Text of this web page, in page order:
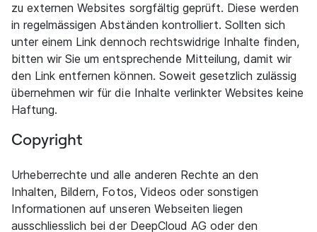
zu externen Websites sorgfältig geprüft. Diese werden
in regelmässigen Abständen kontrolliert. Sollten sich
unter einem Link dennoch rechtswidrige Inhalte finden,
bitten wir Sie um entsprechende Mitteilung, damit wir
den Link entfernen können. Soweit gesetzlich zulässig
übernehmen wir für die Inhalte verlinkter Websites keine
Haftung.
Copyright
Urheberrechte und alle anderen Rechte an den
Inhalten, Bildern, Fotos, Videos oder sonstigen
Informationen auf unseren Webseiten liegen
ausschliesslich bei der DeepCloud AG oder den